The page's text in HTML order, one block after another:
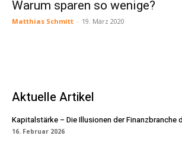
Warum sparen so wenige?
Matthias Schmitt - 19. März 2020
Aktuelle Artikel
Kapitalstärke – Die Illusionen der Finanzbranche
16. Februar 2026